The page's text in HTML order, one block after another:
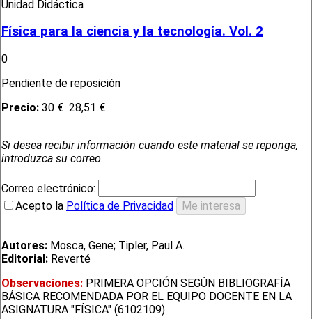
Unidad Didáctica
Física para la ciencia y la tecnología. Vol. 2
0
Pendiente de reposición
Precio: 30 € 28,51 €
Si desea recibir información cuando este material se reponga,
introduzca su correo.
Correo electrónico:
Acepto la Política de Privacidad
Autores: Mosca, Gene; Tipler, Paul A.
Editorial: Reverté
Observaciones: PRIMERA OPCIÓN SEGÚN BIBLIOGRAFÍA
BÁSICA RECOMENDADA POR EL EQUIPO DOCENTE EN LA
ASIGNATURA "FÍSICA" (6102109)